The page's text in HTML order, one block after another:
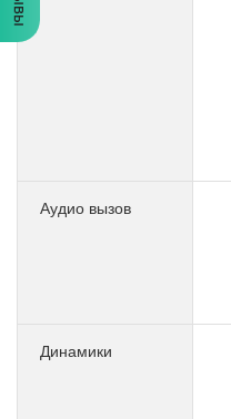
Аудио вызов
Динамики